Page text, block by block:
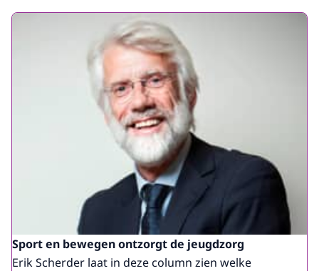
Sport en bewegen ontzorgt de jeugdzorg
Erik Scherder laat in deze column zien welke